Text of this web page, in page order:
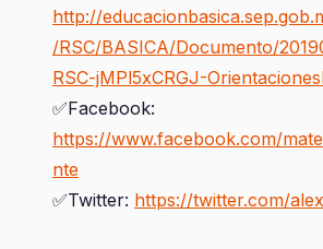
http://
/RSC/BASICA/Documento/
RSC-jMPl5xCRGJ-
✅Facebook:
https://www.facebook.com/
nte
✅Twitter: https://twitter.com/